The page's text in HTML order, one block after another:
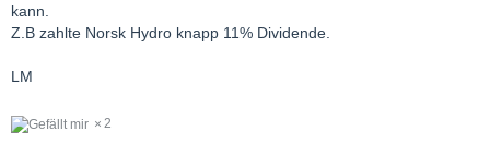
kann.
Z.B zahlte Norsk Hydro knapp 11% Dividende.
LM
2